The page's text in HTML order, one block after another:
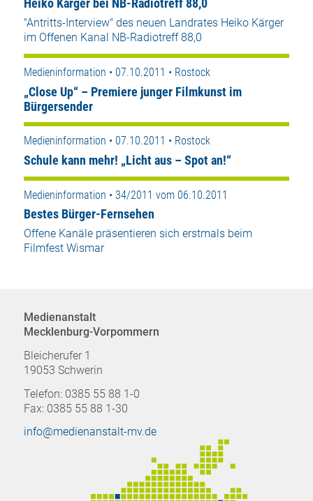
Heiko Kärger bei NB-Radiotreff 88,0
"Antritts-Interview" des neuen Landrates Heiko Kärger
im Offenen Kanal NB-Radiotreff 88,0
Medieninformation • 07.10.2011 • Rostock
„Close Up“ – Premiere junger Filmkunst im
Bürgersender
Medieninformation • 07.10.2011 • Rostock
Schule kann mehr! „Licht aus – Spot an!“
Medieninformation • 34/2011 vom 06.10.2011
Bestes Bürger-Fernsehen
Offene Kanäle präsentieren sich erstmals beim
Filmfest Wismar
Medienanstalt
Mecklenburg-Vorpommern
Bleicherufer 1
19053 Schwerin
Telefon: 0385 55 88 1-0
Fax: 0385 55 88 1-30
info@medienanstalt-mv.de